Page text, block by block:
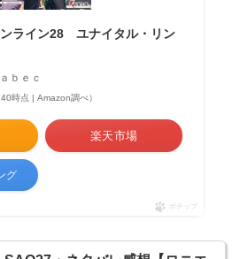
ンライン28 ユナイタル・リン
ｂｅｃ
時点 | Amazon調べ）
楽天市場
グ
ポチップ